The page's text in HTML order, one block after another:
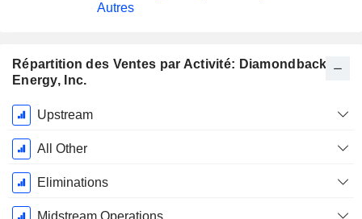
Répartition des Ventes par Activité: Diamondback
Energy, Inc.
Période
Fiscale:
Décembre
Upstream
All Other
Eliminations
Midstream Operations
Autres